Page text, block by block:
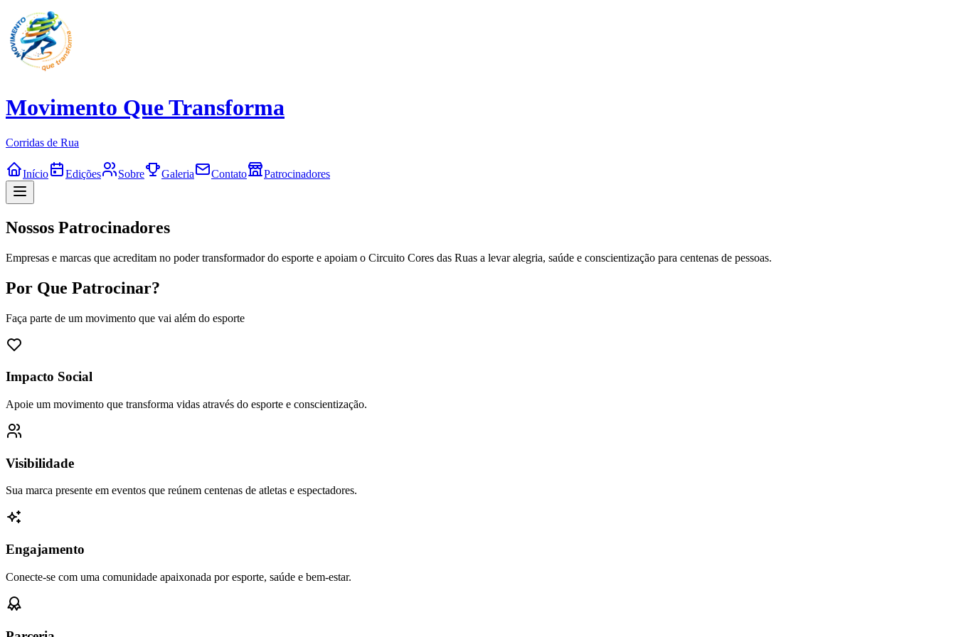
Movimento Que Transforma
Corridas de Rua
Início Edições Sobre Galeria Contato Patrocinadores
Nossos Patrocinadores
Empresas e marcas que acreditam no poder transformador do esporte e apoiam o Circuito Cores das Ruas a levar alegria, saúde e conscientização para centenas de pessoas.
Por Que Patrocinar?
Faça parte de um movimento que vai além do esporte
Impacto Social
Apoie um movimento que transforma vidas através do esporte e conscientização.
Visibilidade
Sua marca presente em eventos que reúnem centenas de atletas e espectadores.
Engajamento
Conecte-se com uma comunidade apaixonada por esporte, saúde e bem-estar.